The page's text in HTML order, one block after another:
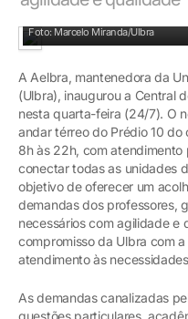
Foto: Marcelo Miranda/Ulbra
A Aelbra, mantenedora da
(Ulbra), inaugurou a Central
nesta quarta-feira (24/7). O
andar térreo do Prédio 10
8h às 22h, com
conectar todas as unidades
objetivo de oferecer um
demandas dos professores,
necessários com agilidade e
compromisso da Ulbra com
atendimento às
As demandas canalizadas